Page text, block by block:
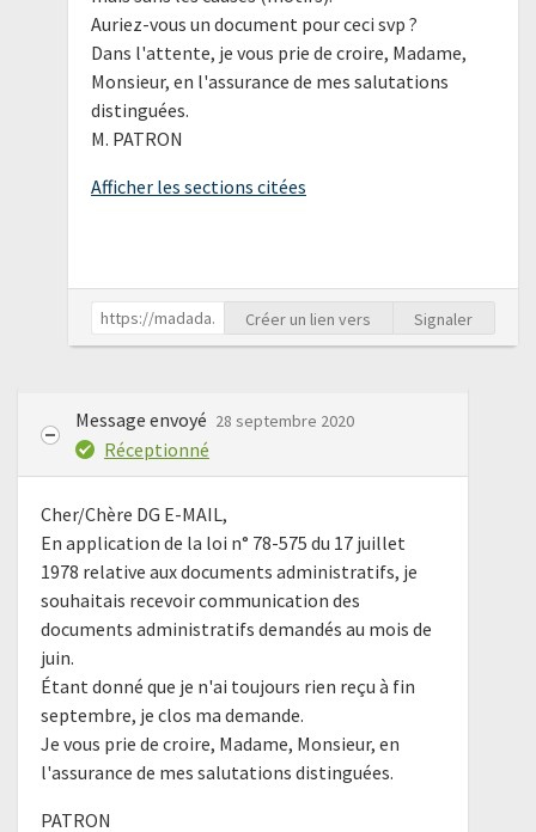
Auriez-vous un document pour ceci svp ?
Dans l'attente, je vous prie de croire, Madame,
Monsieur, en l'assurance de mes salutations
distinguées.
M. PATRON
Afficher les sections citées
Créer un lien vers Signaler
Message envoyé 28 septembre 2020
Réceptionné
Cher/Chère DG E-MAIL,
En application de la loi n° 78-575 du 17 juillet
1978 relative aux documents administratifs, je
souhaitais recevoir communication des
documents administratifs demandés au mois de
juin.
Étant donné que je n'ai toujours rien reçu à fin
septembre, je clos ma demande.
Je vous prie de croire, Madame, Monsieur, en
l'assurance de mes salutations distinguées.
PATRON